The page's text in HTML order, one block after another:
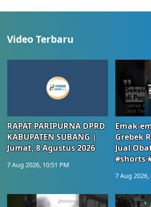
Video Terbaru
RAPAT PARIPURNA DPRD
KABUPATEN SUBANG |
Jumat, 8 Agustus 2026
7 Aug 2026, 10:51 PM
Emak-
Grebek
Jual
#shorts
7 Aug 2026,